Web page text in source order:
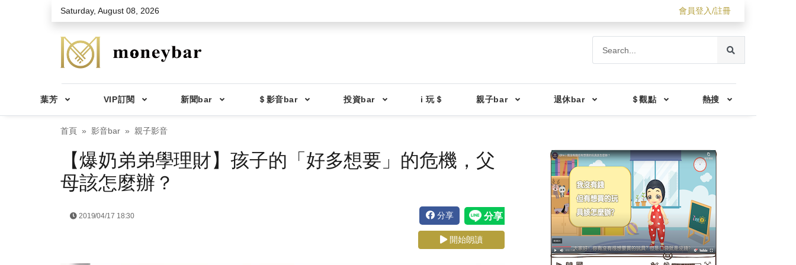
Skip to main contentSaturday, August 08, 2026 會員登入/註冊
葉芳 VIP訂閱 新聞bar ＄影音bar 投資bar i 玩＄ 親子bar 退休bar ＄觀點 熱搜
首頁 影音bar 親子影音
【爆奶弟弟學理財】孩子的「好多想要」的危機，父
母該怎麼辦？
2019/04/17 18:30 分享
開始朗讀